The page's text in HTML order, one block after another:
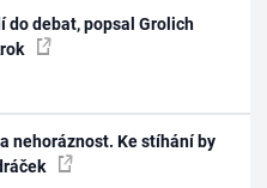
do debat, popsal Grolich
nehoráznost. Ke stíhání by